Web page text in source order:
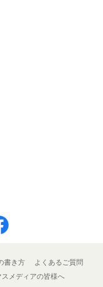
書き方
よくあるご質問
メディアの皆様へ